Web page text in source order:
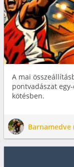
A mai
pontvadászat
kötésben.
Barnamedve